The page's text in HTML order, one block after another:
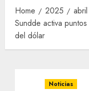
Home 2025 abril
Sundde activa
del dólar
Noticias